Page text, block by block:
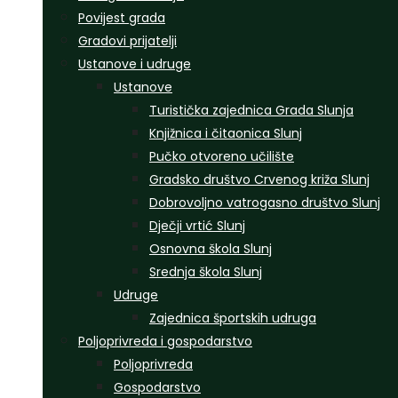
Povijest grada
Gradovi prijatelji
Ustanove i udruge
Ustanove
Turistička zajednica Grada Slunja
Knjižnica i čitaonica Slunj
Pučko otvoreno učilište
Gradsko društvo Crvenog križa Slunj
Dobrovoljno vatrogasno društvo Slunj
Dječji vrtić Slunj
Osnovna škola Slunj
Srednja škola Slunj
Udruge
Zajednica športskih udruga
Poljoprivreda i gospodarstvo
Poljoprivreda
Gospodarstvo